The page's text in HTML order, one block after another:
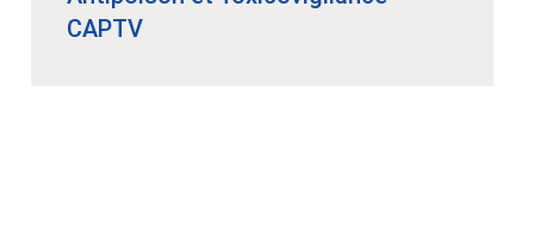
CAPTV